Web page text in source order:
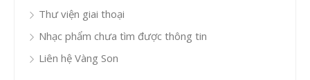
Thư viện giai thoại
Nhạc phẩm chưa tìm được thông tin
Liên hệ Vàng Son